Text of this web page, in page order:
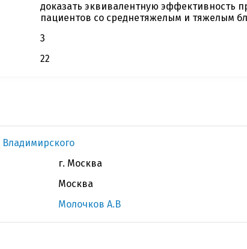
доказать эквивалентную эффективность
пациентов со среднетяжелым и тяжелым
3
22
г. Москва
Москва
Молочков А.В